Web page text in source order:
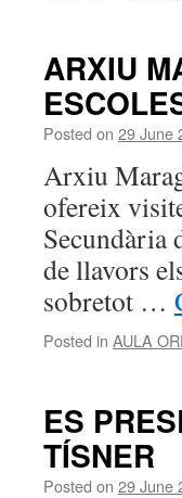
ARXIU
Posted on 29 June
Arxiu
ofereix
Secundària
de llavors
sobretot …
Posted in AULA
ES
TÍSNER
Posted on 29 June